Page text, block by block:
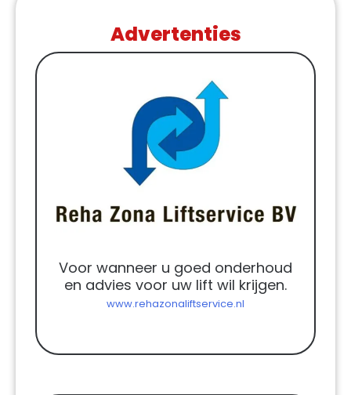
Advertenties
Voor wanneer u goed onderhoud
en advies voor uw lift wil krijgen.
www.rehazonaliftservice.nl